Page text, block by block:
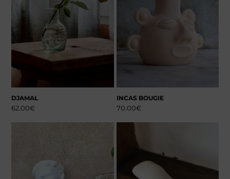
DJAMAL
62.00€
INCAS BOUGIE
70.00€